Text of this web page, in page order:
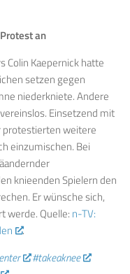
an
Colin Kaepernick hatte
setzen gegen
niederkniete. Andere
Einsetzend mit
protestierten weitere
einzumischen. Bei
knieenden Spielern den
Er wünsche sich,
werde. Quelle: n-TV:
.
#takeaknee